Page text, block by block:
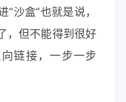
沙盒”也就是说，
，但不能得到很好
链接，一步一步